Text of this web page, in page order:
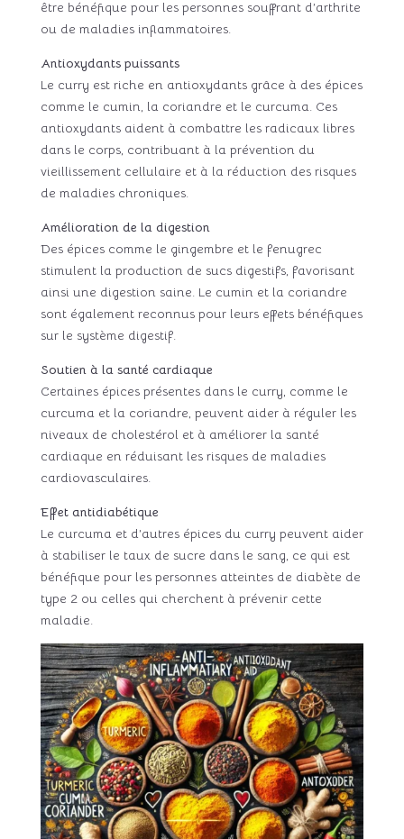
être bénéfique pour les personnes souffrant d’arthrite
ou de maladies inflammatoires.
Antioxydants puissants
Le curry est riche en antioxydants grâce à des épices
comme le cumin, la coriandre et le curcuma. Ces
antioxydants aident à combattre les radicaux libres
dans le corps, contribuant à la prévention du
vieillissement cellulaire et à la réduction des risques
de maladies chroniques.
Amélioration de la digestion
Des épices comme le gingembre et le fenugrec
stimulent la production de sucs digestifs, favorisant
ainsi une digestion saine. Le cumin et la coriandre
sont également reconnus pour leurs effets bénéfiques
sur le système digestif.
Soutien à la santé cardiaque
Certaines épices présentes dans le curry, comme le
curcuma et la coriandre, peuvent aider à réguler les
niveaux de cholestérol et à améliorer la santé
cardiaque en réduisant les risques de maladies
cardiovasculaires.
Effet antidiabétique
Le curcuma et d’autres épices du curry peuvent aider
à stabiliser le taux de sucre dans le sang, ce qui est
bénéfique pour les personnes atteintes de diabète de
type 2 ou celles qui cherchent à prévenir cette
maladie.